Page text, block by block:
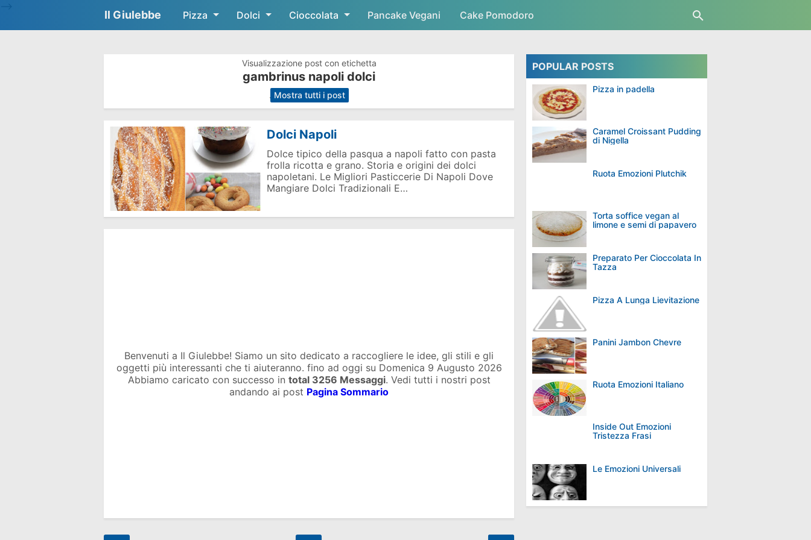
Skip to main content
Il Giulebbe Pizza Dolci Cioccolata Pancake Vegani Cake Pomodoro
Visualizzazione post con etichetta
gambrinus napoli dolci
. Mostra tutti i post
Dolci Napoli
Dolce tipico della pasqua a napoli fatto con pasta
frolla ricotta e grano. Storia e origini dei dolci
napoletani. Le Migliori Pasticcerie Di Napoli Dove
Mangiare Dolci Tradizionali E…
Benvenuti a Il Giulebbe! Siamo un sito dedicato a raccogliere le idee, gli stili e gli
oggetti più interessanti che ti aiuteranno. fino ad oggi su Domenica 9 Augusto 2026
Abbiamo caricato con successo in total 3256 Messaggi. Vedi tutti i nostri post
andando ai post Pagina Sommario
POPULAR POSTS
Pizza in padella
Caramel Croissant Pudding
di Nigella
Ruota Emozioni Plutchik
Torta soffice vegan al
limone e semi di papavero
Preparato Per Cioccolata In
Tazza
Pizza A Lunga Lievitazione
Panini Jambon Chevre
Ruota Emozioni Italiano
Inside Out Emozioni
Tristezza Frasi
Le Emozioni Universali